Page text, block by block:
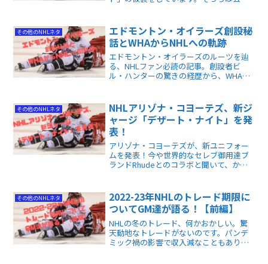
リテージ・クラシックでも「仮装」は行
われました。
その他のNHLネタ
エドモントン・オイラーズ創設秘
話とWHAからNHLへの軌跡
エドモントン・オイラーズのルーツを辿
る、NHLファン必読の記事。創設者ビ
ル・ハンターの驚きの経歴から、WHA時
ます。
その他のNHLネタ
NHLアリゾナ・コヨーテズ、新ジ
ャージ「デザート・ナイト」を発
表！
アリゾナ・コヨーテズが、新ユニフォー
ムを発表！今や世界的なセレブ御用達ブ
ランドRhudeとのコラボと聞いて、かな
いてきたのですが、行き着くところまで
来たな、といった感じがします。
その他のNHLネタ
2022-23年NHLのトレード期限に
ついてGM達が語る！【前編】
NHLの冬のトレード、何かおかしい。驚
天動地なトレードがないのです。パンデ
ミック禍の影響で収入減なこともあり、